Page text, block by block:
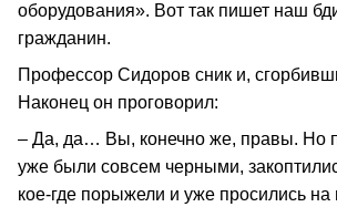
оборудования». Вот так пишет наш
гражданин.
Профессор Сидоров сник и,
Наконец он проговорил:
– Да, да… Вы, конечно же, правы. Но
уже были совсем черными,
кое-где порыжели и уже просились на